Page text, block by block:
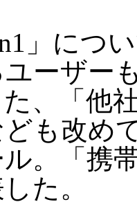
」につ
ーザー
、「他
ども改め
。「携
た。